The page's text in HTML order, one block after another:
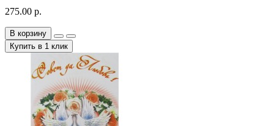
275.00 р.
В корзину
Купить в 1 клик